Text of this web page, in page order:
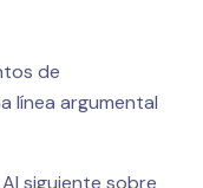
de
línea argumental
siguiente sobre